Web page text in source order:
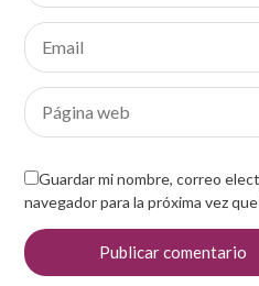
Guardar mi nombre, correo
navegador para la próxima vez